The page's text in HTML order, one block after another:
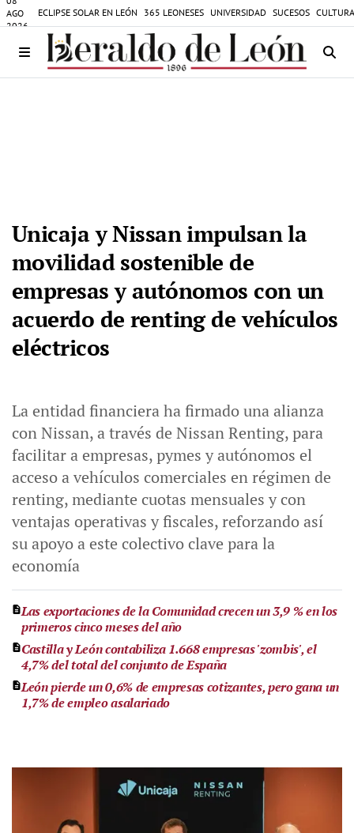
AGO
2026
ECLIPSE SOLAR EN LEÓN 365 LEONESES UNIVERSIDAD SUCESOS
Unicaja y Nissan impulsan la
movilidad sostenible de
empresas y autónomos con un
acuerdo de renting de vehículos
eléctricos
La entidad financiera ha firmado una alianza
con Nissan, a través de Nissan Renting, para
facilitar a empresas, pymes y autónomos el
acceso a vehículos comerciales en régimen de
renting, mediante cuotas mensuales y con
ventajas operativas y fiscales, reforzando así
su apoyo a este colectivo clave para la
economía
Las exportaciones de la Comunidad crecen un 3,9 % en los
primeros cinco meses del año
Castilla y León contabiliza 1.668 empresas 'zombis', el
4,7% del total del conjunto de España
León pierde un 0,6% de empresas cotizantes, pero gana un
1,7% de empleo asalariado